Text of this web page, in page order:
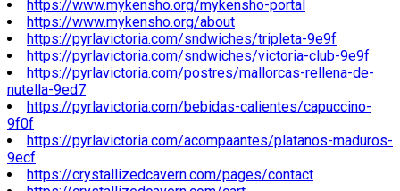
https://www.mykensho.org/mykensho-portal
https://www.mykensho.org/about
https://pyrlavictoria.com/sndwiches/tripleta-9e9f
https://pyrlavictoria.com/sndwiches/victoria-club-9e9f
https://pyrlavictoria.com/postres/mallorcas-rellena-de-
nutella-9ed7
https://pyrlavictoria.com/bebidas-calientes/capuccino-
9f0f
https://pyrlavictoria.com/acompaantes/platanos-maduros-
9ecf
https://crystallizedcavern.com/pages/contact